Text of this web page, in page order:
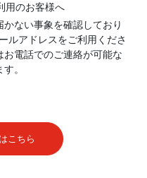
用のお客様へ
ない事象を確認しており
ルアドレスをご利用くださ
電話でのご連絡が可能な
。
こちら